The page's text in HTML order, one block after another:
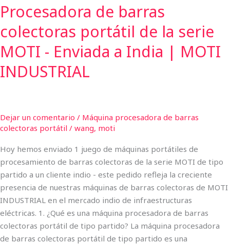
Procesadora de barras
colectoras portátil de la serie
MOTI - Enviada a India | MOTI
INDUSTRIAL
Dejar un comentario / Máquina procesadora de barras
colectoras portátil / wang, moti
Hoy hemos enviado 1 juego de máquinas portátiles de
procesamiento de barras colectoras de la serie MOTI de tipo
partido a un cliente indio - este pedido refleja la creciente
presencia de nuestras máquinas de barras colectoras de MOTI
INDUSTRIAL en el mercado indio de infraestructuras
eléctricas. 1. ¿Qué es una máquina procesadora de barras
colectoras portátil de tipo partido? La máquina procesadora
de barras colectoras portátil de tipo partido es una
a
India
|
MOTI
INDUSTRIAL